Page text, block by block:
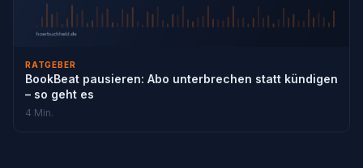
RATGEBER
BookBeat pausieren: Abo unterbrechen statt kündigen
– so geht es
4 Min.